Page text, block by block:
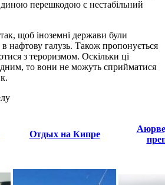
перешкодою є нестабільний
щоб іноземні держави були
в нафтову галузь. Також пропонується
з тероризмом. Оскільки ці
то вони не можуть сприйматися
Отдых на Кипре